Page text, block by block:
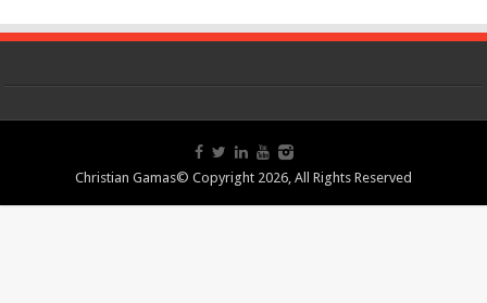
Christian Gamas© Copyright 2026, All Rights Reserved